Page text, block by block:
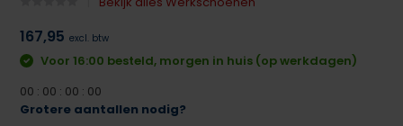
167,95 excl. btw
Voor 16:00 besteld, morgen in huis (op werkdagen)
00 : 00 : 00 : 00
Grotere aantallen nodig?